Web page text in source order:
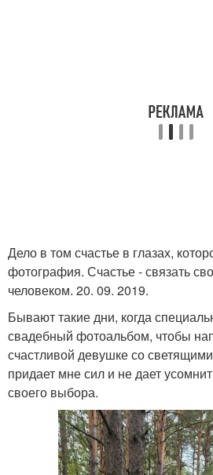
Дело в том счастье в глазах,
фотография. Счастье - связать
человеком. 20. 09. 2019.
Бывают такие дни, когда
свадебный фотоальбом, чтобы
счастливой девушке со
придает мне сил и не дает
своего выбора.